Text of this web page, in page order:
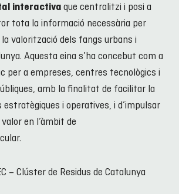
interactiva que centralitzi i posi a
tota la informació necessària per
valorització dels fangs urbans i
Aquesta eina s’ha concebut com a
per a empreses, centres tecnològics i
amb la finalitat de facilitar la
estratègiques i operatives, i d’impulsar
en l’àmbit de
– Clúster de Residus de Catalunya